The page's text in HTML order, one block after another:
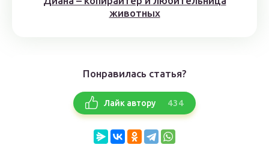
животных
Понравилась статья?
Лайк автору 434